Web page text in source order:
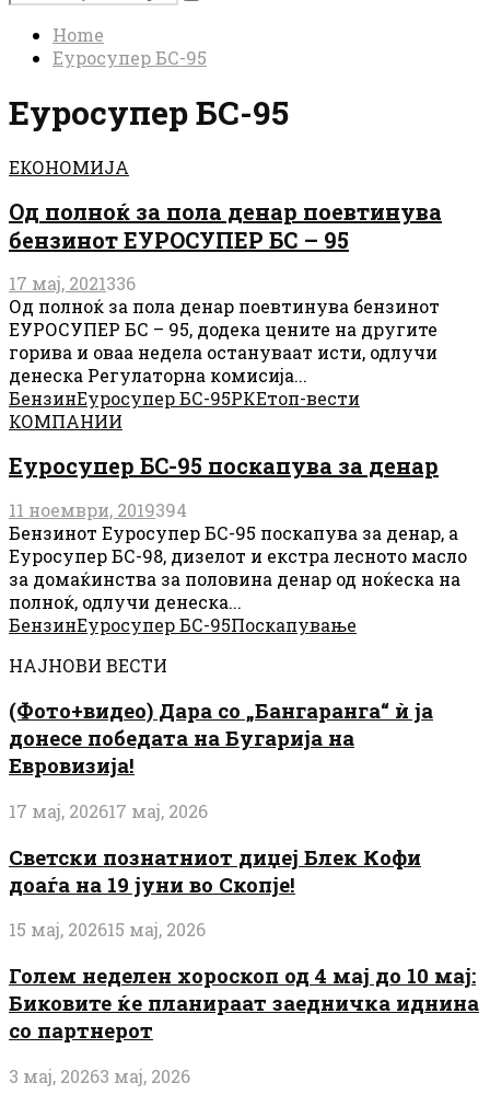
for:
Search
Home
Еуросупер БС-95
Еуросупер БС-95
ЕКОНОМИЈА
Од полноќ за пола денар поевтинува
бензинот ЕУРОСУПЕР БС – 95
17 мај, 2021336
Од полноќ за пола денар поевтинува бензинот
ЕУРОСУПЕР БС – 95, додека цените на другите
горива и оваа недела остануваат исти, одлучи
денеска Регулаторна комисија...
БензинЕуросупер БС-95РКЕтоп-вести
КОМПАНИИ
Еуросупер БС-95 поскапува за денар
11 ноември, 2019394
Бензинот Еуросупер БС-95 поскапува за денар, а
Еуросупер БС-98, дизелот и екстра лесното масло
за домаќинства за половина денар од ноќеска на
полноќ, одлучи денеска...
БензинЕуросупер БС-95Поскапување
НАЈНОВИ ВЕСТИ
(Фото+видео) Дара со „Бангаранга“ ѝ ја
донесе победата на Бугарија на
Евровизија!
17 мај, 202617 мај, 2026
Светски познатниот диџеј Блек Кофи
доаѓа на 19 јуни во Скопје!
15 мај, 202615 мај, 2026
Голем неделен хороскоп од 4 мај до 10 мај:
Биковите ќе планираат заедничка иднина
со партнерот
3 мај, 20263 мај, 2026